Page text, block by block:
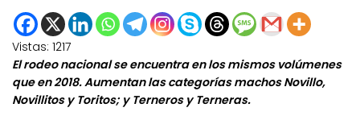
Vistas: 1217
El rodeo nacional se encuentra en los mismos volúmenes
que en 2018. Aumentan las categorías machos Novillo,
Novillitos y Toritos; y Terneros y Terneras.